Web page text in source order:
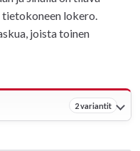
tietokoneen lokero.
joista toinen
2 variantit